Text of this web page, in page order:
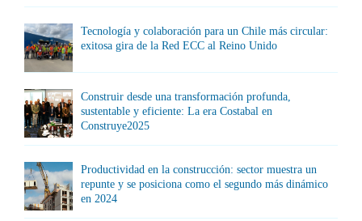
Tecnología y colaboración para un Chile más circular:
exitosa gira de la Red ECC al Reino Unido
Construir desde una transformación profunda,
sustentable y eficiente: La era Costabal en
Construye2025
Productividad en la construcción: sector muestra un
repunte y se posiciona como el segundo más dinámico
en 2024